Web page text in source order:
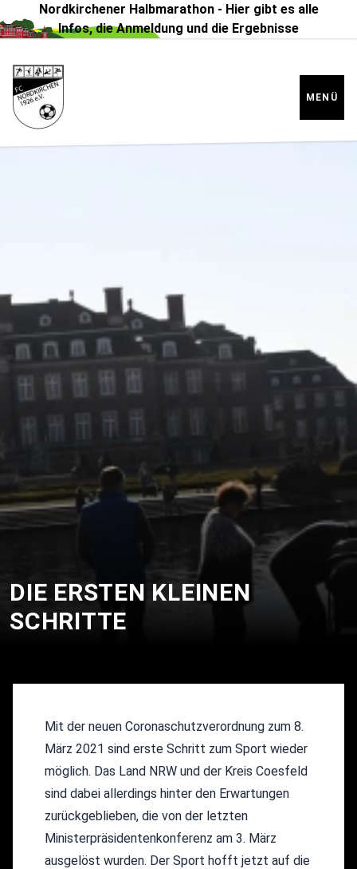
https://cdn-eu.usefathom.com/script.js
Nordkirchener Halbmarathon - Hier gibt es alle
Infos, die Anmeldung und die Ergebnisse
MENÜ
DIE ERSTEN KLEINEN
SCHRITTE
Mit der neuen Coronaschutzverordnung zum 8.
März 2021 sind erste Schritt zum Sport wieder
möglich. Das Land NRW und der Kreis Coesfeld
sind dabei allerdings hinter den Erwartungen
zurückgeblieben, die von der letzten
Ministerpräsidentenkonferenz am 3. März
ausgelöst wurden. Der Sport hofft jetzt auf die